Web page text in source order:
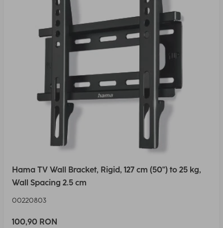
Hama TV Wall Bracket, Rigid, 127 cm (50") to 25 kg,
Wall Spacing 2.5 cm
00220803
100,90 RON